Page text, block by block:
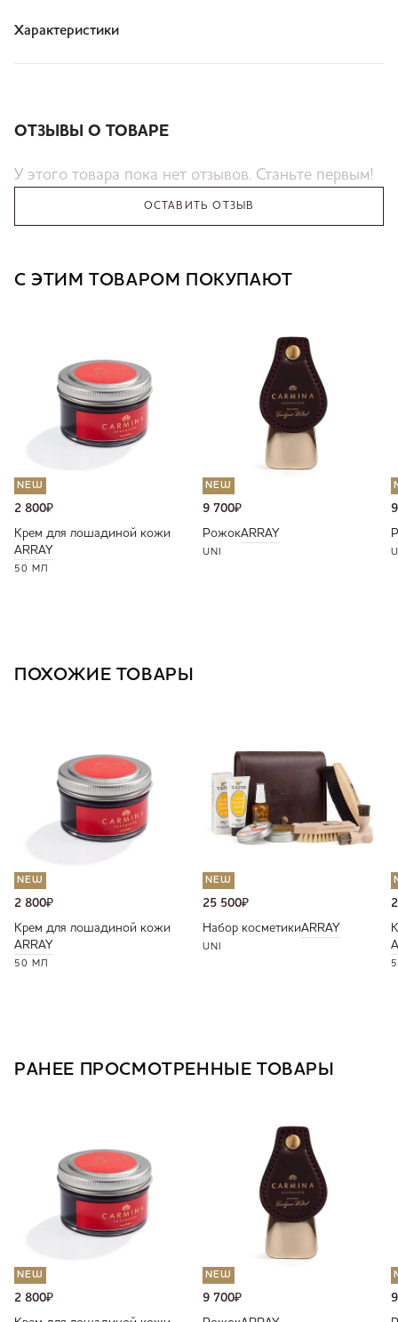
Характеристики
ОТЗЫВЫ О ТОВАРЕ
У этого товара пока нет отзывов. Станьте первым!
ОСТАВИТЬ ОТЗЫВ
С ЭТИМ ТОВАРОМ ПОКУПАЮТ
NEW
2 800₽
Крем для лошадиной кожи
ARRAY
50 МЛ
NEW
9 700₽
РожокARRAY
UNI
ПОХОЖИЕ ТОВАРЫ
NEW
2 800₽
Крем для лошадиной кожи
ARRAY
50 МЛ
NEW
25 500₽
Набор косметикиARRAY
UNI
РАНЕЕ ПРОСМОТРЕННЫЕ ТОВАРЫ
NEW
2 800₽
NEW
9 700₽